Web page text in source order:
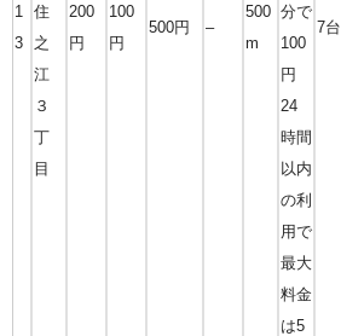
1
3
住
之
江
３
丁
目
200
円
100
円
500円 –
500
m
分で
100
円
24
時間
以内
の利
用で
最大
料金
は5
7台